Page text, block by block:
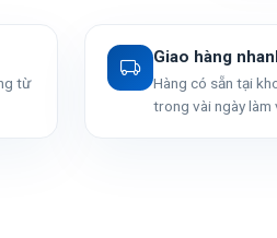
từ
Giao hàng
Hàng có sẵn tại
trong vài ngày làm